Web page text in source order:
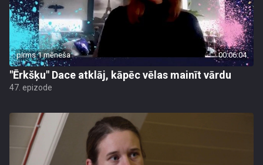
pirms 1 mēneša 00:06:04
"Ērkšķu" Dace atklāj, kāpēc vēlas mainīt vārdu
47. epizode